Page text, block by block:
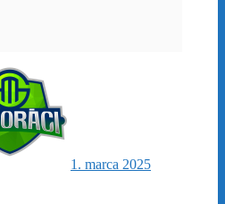
1. marca 2025